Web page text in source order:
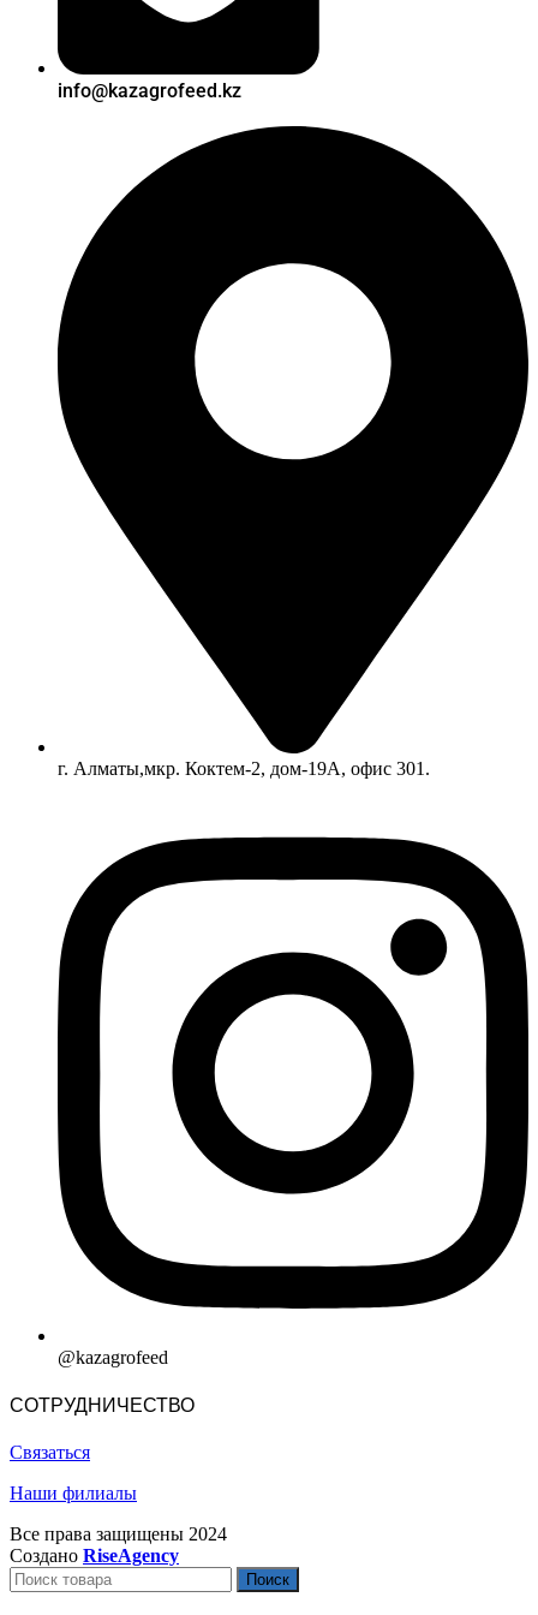
info@kazagrofeed.kz
г. Алматы,мкр. Коктем-2, дом-19А, офис 301.
@kazagrofeed
СОТРУДНИЧЕСТВО
Связаться
Наши филиалы
Все права защищены 2024
Создано RiseAgency
Поиск